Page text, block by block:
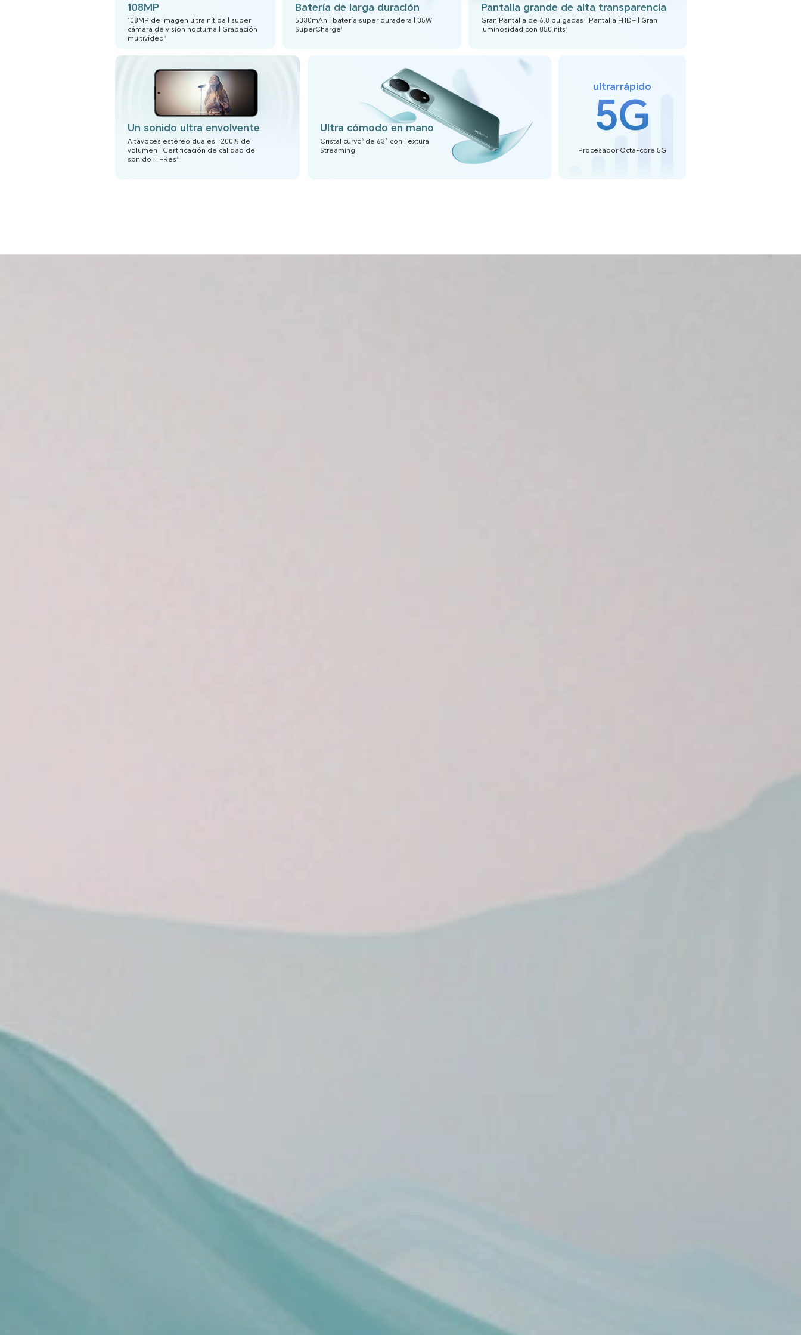
108MP
108MP de imagen ultra nítida | super
cámara de visión nocturna | Grabación
multivídeo 2
Batería de larga duración
5330mAh | batería super duradera | 35W
SuperCharge1
Pantalla grande de alta transparencia
Gran Pantalla de 6,8 pulgadas | Pantalla FHD+ | Gran
luminosidad con 850 nits3
Un sonido ultra envolvente
Altavoces estéreo duales | 200% de
volumen | Certificación de calidad de
sonido Hi-Res 4
Ultra cómodo en mano
Cristal curvo5de 63° con Textura
Streaming
ultrarrápido
5G
Procesador Octa-core 5G